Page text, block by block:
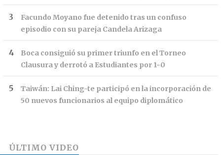
Facundo Moyano fue detenido tras un confuso
episodio con su pareja Candela Arizaga
Boca consiguió su primer triunfo en el Torneo
Clausura y derrotó a Estudiantes por 1-0
Taiwán: Lai Ching-te participó en la incorporación de
50 nuevos funcionarios al equipo diplomático
ÚLTIMO VIDEO